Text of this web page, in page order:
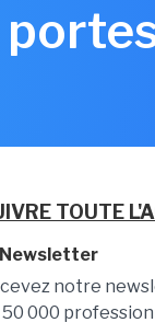
TOUTE
Newsletter
notre
50 000